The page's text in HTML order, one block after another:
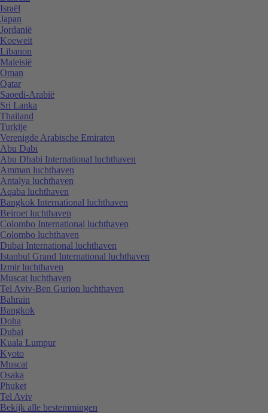
Israël
Japan
Jordanië
Koeweit
Libanon
Maleisië
Oman
Qatar
Saoedi-Arabië
Sri Lanka
Thailand
Turkije
Verenigde Arabische Emiraten
Abu Dabi
Abu Dhabi International luchthaven
Amman luchthaven
Antalya luchthaven
Aqaba luchthaven
Bangkok International luchthaven
Beiroet luchthaven
Colombo International luchthaven
Colombo luchthaven
Dubai International luchthaven
Istanbul Grand International luchthaven
Izmir luchthaven
Muscat luchthaven
Tel Aviv-Ben Gurion luchthaven
Bahrain
Bangkok
Doha
Dubai
Kuala Lumpur
Kyoto
Muscat
Osaka
Phuket
Tel Aviv
Bekijk alle bestemmingen